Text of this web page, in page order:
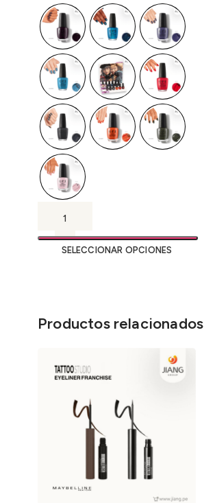
SELECCIONAR OPCIONES
Productos relacionados